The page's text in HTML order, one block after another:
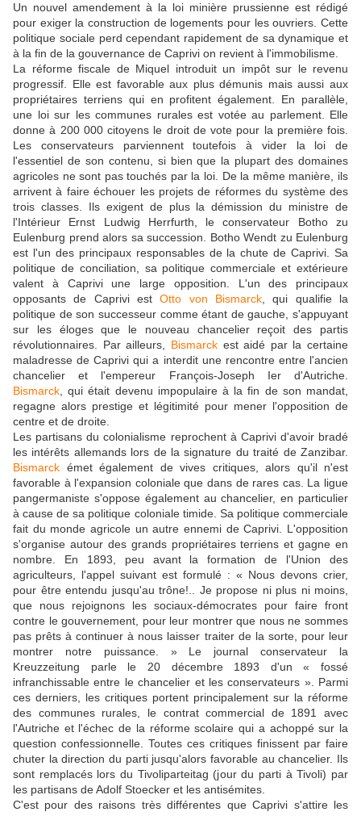
Un nouvel amendement à la loi minière prussienne est rédigé
pour exiger la construction de logements pour les ouvriers. Cette
politique sociale perd cependant rapidement de sa dynamique et
à la fin de la gouvernance de Caprivi on revient à l'immobilisme.
La réforme fiscale de Miquel introduit un impôt sur le revenu
progressif. Elle est favorable aux plus démunis mais aussi aux
propriétaires terriens qui en profitent également. En parallèle,
une loi sur les communes rurales est votée au parlement. Elle
donne à 200 000 citoyens le droit de vote pour la première fois.
Les conservateurs parviennent toutefois à vider la loi de
l'essentiel de son contenu, si bien que la plupart des domaines
agricoles ne sont pas touchés par la loi. De la même manière, ils
arrivent à faire échouer les projets de réformes du système des
trois classes. Ils exigent de plus la démission du ministre de
l'Intérieur Ernst Ludwig Herrfurth, le conservateur Botho zu
Eulenburg prend alors sa succession. Botho Wendt zu Eulenburg
est l'un des principaux responsables de la chute de Caprivi. Sa
politique de conciliation, sa politique commerciale et extérieure
valent à Caprivi une large opposition. L'un des principaux
opposants de Caprivi estOtto von Bismarck , qui qualifie la
politique de son successeur comme étant de gauche, s'appuyant
sur les éloges que le nouveau chancelier reçoit des partis
révolutionnaires. Par ailleurs, Bismarckest aidé par la certaine
maladresse de Caprivi qui a interdit une rencontre entre l'ancien
chancelier et l'empereur François-Joseph Ier d'Autriche.
Bismarck , qui était devenu impopulaire à la fin de son mandat,
regagne alors prestige et légitimité pour mener l'opposition de
centre et de droite.
Les partisans du colonialisme reprochent à Caprivi d'avoir bradé
les intérêts allemands lors de la signature du traité de Zanzibar.
Bismarck émet également de vives critiques, alors qu'il n'est
favorable à l'expansion coloniale que dans de rares cas. La ligue
pangermaniste s'oppose également au chancelier, en particulier
à cause de sa politique coloniale timide. Sa politique commerciale
fait du monde agricole un autre ennemi de Caprivi. L'opposition
s'organise autour des grands propriétaires terriens et gagne en
nombre. En 1893, peu avant la formation de l'Union des
agriculteurs, l'appel suivant est formulé : « Nous devons crier,
pour être entendu jusqu'au trône!.. Je propose ni plus ni moins,
que nous rejoignons les sociaux-démocrates pour faire front
contre le gouvernement, pour leur montrer que nous ne sommes
pas prêts à continuer à nous laisser traiter de la sorte, pour leur
montrer notre puissance. » Le journal conservateur la
Kreuzzeitung parle le 20 décembre 1893 d'un « fossé
infranchissable entre le chancelier et les conservateurs ». Parmi
ces derniers, les critiques portent principalement sur la réforme
des communes rurales, le contrat commercial de 1891 avec
l'Autriche et l'échec de la réforme scolaire qui a achoppé sur la
question confessionnelle. Toutes ces critiques finissent par faire
chuter la direction du parti jusqu'alors favorable au chancelier. Ils
sont remplacés lors du Tivoliparteitag (jour du parti à Tivoli) par
les partisans de Adolf Stoecker et les antisémites.
C'est pour des raisons très différentes que Caprivi s'attire les